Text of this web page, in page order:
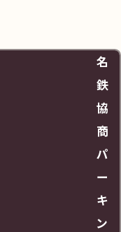
名
鉄
協
商
パ
ー
キ
ン